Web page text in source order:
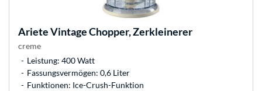
ArieteVintage Chopper, Zerkleinerer
creme
Leistung: 400 Watt
Fassungsvermögen: 0,6 Liter
Funktionen: Ice-Crush-Funktion